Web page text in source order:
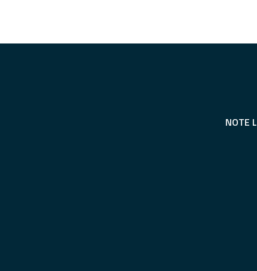
NOTE